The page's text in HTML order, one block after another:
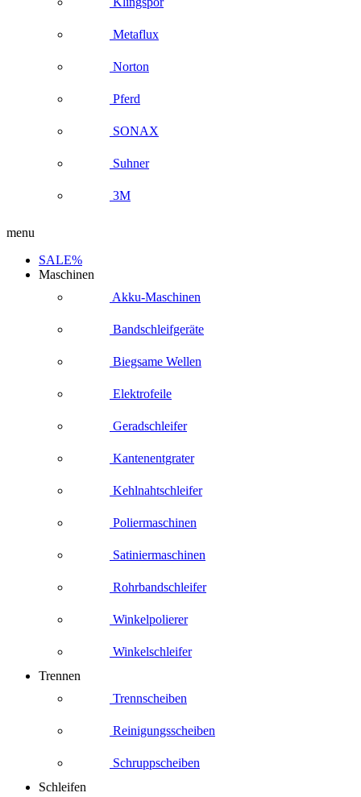
Metaflux
Norton
Pferd
SONAX
Suhner
3M
menu
SALE%
Maschinen
Akku-Maschinen
Bandschleifgeräte
Biegsame Wellen
Elektrofeile
Geradschleifer
Kantenentgrater
Kehlnahtschleifer
Poliermaschinen
Satiniermaschinen
Rohrbandschleifer
Winkelpolierer
Winkelschleifer
Trennen
Trennscheiben
Reinigungsscheiben
Schruppscheiben
Schleifen